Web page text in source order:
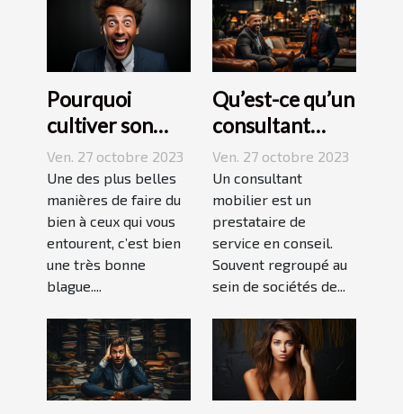
Pourquoi
cultiver son
esprit
humoristique ?
Ven. 27 octobre 2023
Une des plus belles
manières de faire du
bien à ceux qui vous
entourent, c’est bien
une très bonne
blague....
Qu’est-ce qu’un
consultant
mobilier ?
Ven. 27 octobre 2023
Un consultant
mobilier est un
prestataire de
service en conseil.
Souvent regroupé au
sein de sociétés de...